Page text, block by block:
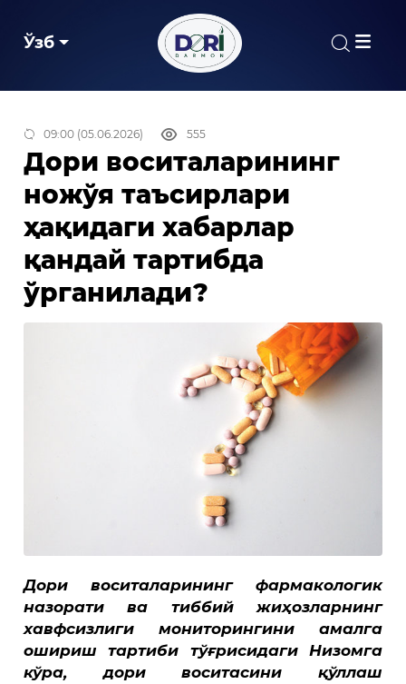
Ўзб
09:00 (05.06.2026) 555
Дори воситаларининг
ножўя таъсирлари
ҳақидаги хабарлар
қандай тартибда
ўрганилади?
Дори воситаларининг фармакологик
назорати ва тиббий жиҳозларнинг
хавфсизлиги мониторингини амалга
ошириш тартиби тўғрисидаги Низомга
кўра, дори воситасини қўллаш